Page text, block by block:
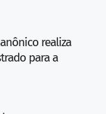
realiza
para a